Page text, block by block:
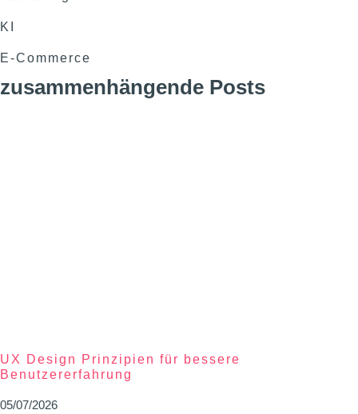
KI
E-Commerce
zusammenhängende Posts
UX Design Prinzipien für bessere
Benutzererfahrung
05/07/2026